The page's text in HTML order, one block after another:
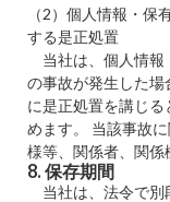
（2）個人情報・
する是正処置
当社は、個人情報
の事故が発生した
に是正処置を講じ
めます。 当該事故
様等、関係者、関係
8. 保存期間
当社は、法令で別